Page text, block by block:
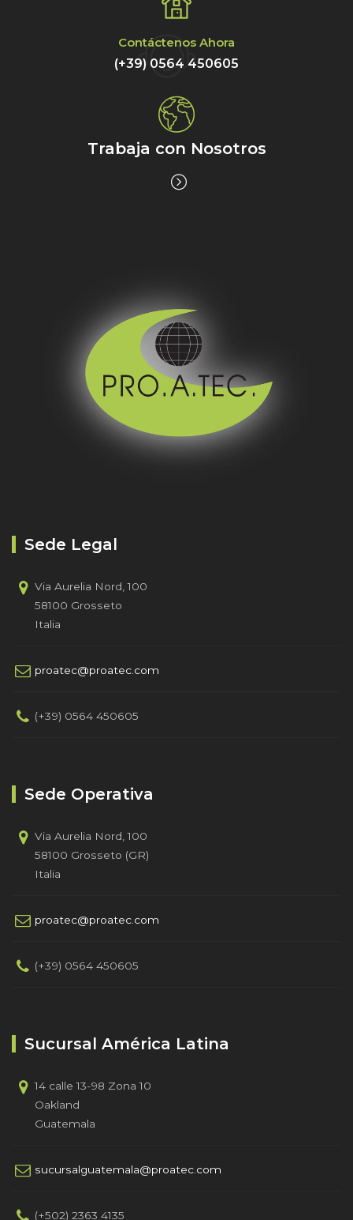
Contáctenos Ahora
(+39) 0564 450605
Trabaja con Nosotros
Sede Legal
Via Aurelia Nord, 100
58100 Grosseto
Italia
proatec@proatec.com
(+39) 0564 450605
Sede Operativa
Via Aurelia Nord, 100
58100 Grosseto (GR)
Italia
proatec@proatec.com
(+39) 0564 450605
Sucursal América Latina
14 calle 13-98 Zona 10
Oakland
Guatemala
sucursalguatemala@proatec.com
(+502) 2363 4135